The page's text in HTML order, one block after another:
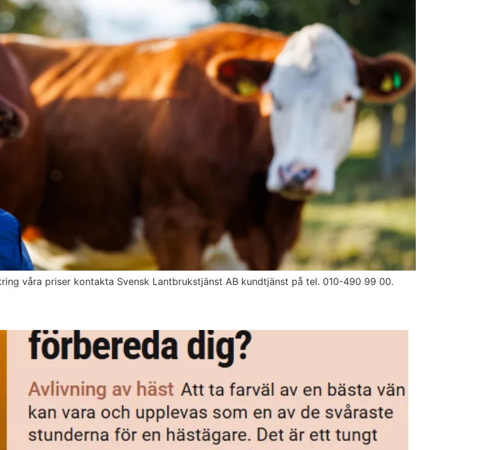
våra priser kontakta Svensk Lantbrukstjänst AB kundtjänst på tel. 010-490 99 00.